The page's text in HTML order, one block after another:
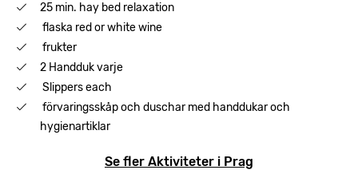
25 min. hay bed relaxation
flaska red or white wine
frukter
2 Handduk varje
Slippers each
förvaringsskåp och duschar med handdukar och
hygienartiklar
Se fler Aktiviteter i Prag